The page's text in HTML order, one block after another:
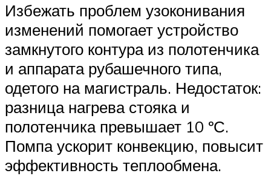
Избежать проблем узоконивания
изменений помогает устройство
замкнутого контура из полотенчика
и аппарата рубашечного типа,
одетого на магистраль. Недостаток:
разница нагрева стояка и
полотенчика превышает 10 ºС.
Помпа ускорит конвекцию, повысит
эффективность теплообмена.